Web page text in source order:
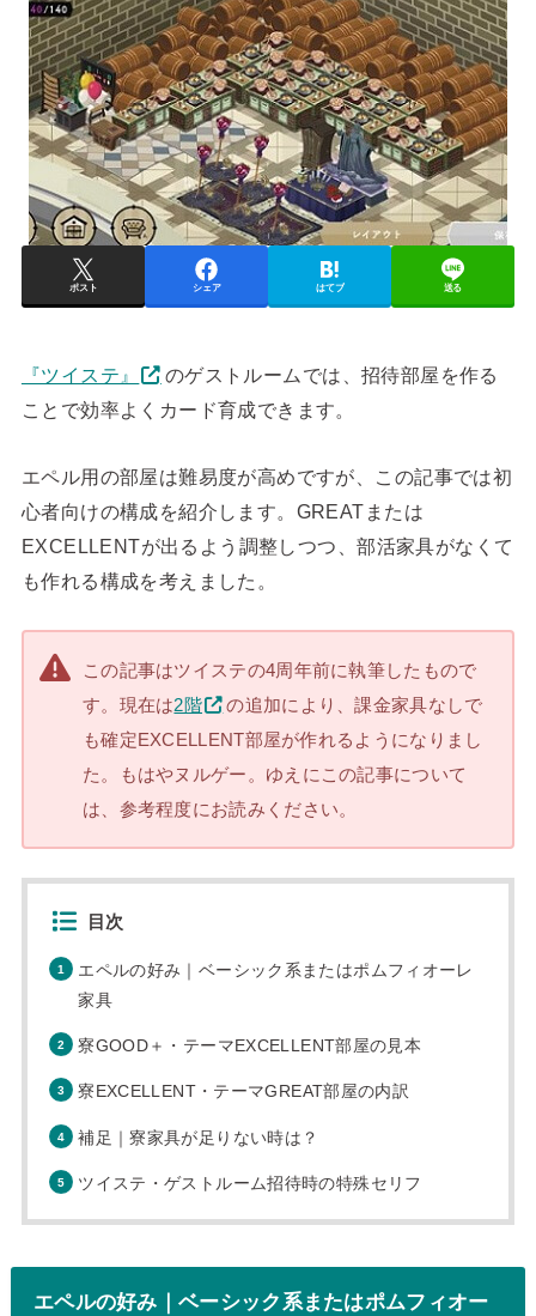
ポスト シェア はてブ 送る
『ツイステ』
のゲストルームでは、招待部屋を作る
ことで効率よくカード育成できます。
エペル用の部屋は難易度が高めですが、この記事では初
心者向けの構成を紹介します。GREATまたは
EXCELLENTが出るよう調整しつつ、部活家具がなくて
も作れる構成を考えました。
この記事はツイステの4周年前に執筆したもので
す。現在は2階
の追加により、課金家具なしで
も確定EXCELLENT部屋が作れるようになりまし
た。もはやヌルゲー。ゆえにこの記事について
は、参考程度にお読みください。
目次
エペルの好み｜ベーシック系またはポムフィオーレ
家具
寮GOOD＋・テーマEXCELLENT部屋の見本
寮EXCELLENT・テーマGREAT部屋の内訳
補足｜寮家具が足りない時は？
ツイステ・ゲストルーム招待時の特殊セリフ
エペルの好み｜ベーシック系またはポムフィオー